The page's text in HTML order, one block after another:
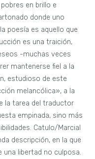
en brillo e
donde uno
poesía es aquello que
es una traición,
-muchas veces
mantenerse fiel a la
estudioso de este
melancólica», a la
la tarea del traductor
empinada, sino más
Catulo/Marcial
descripción, en la que
una libertad no culposa.